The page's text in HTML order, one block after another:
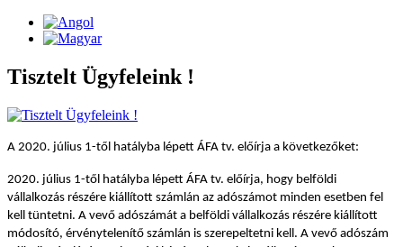
Tisztelt Ügyfeleink !
A 2020. július 1-től hatályba lépett ÁFA tv. előírja a következőket:
2020. július 1-től hatályba lépett ÁFA tv. előírja, hogy belföldi
vállalkozás részére kiállított számlán az adószámot minden esetben fel
kell tüntetni. A vevő adószámát a belföldi vállalkozás részére kiállított
módosító, érvénytelenítő számlán is szerepeltetni kell. A vevő adószám